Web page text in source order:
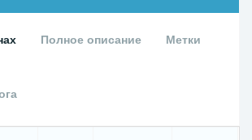
Полное описание Метки